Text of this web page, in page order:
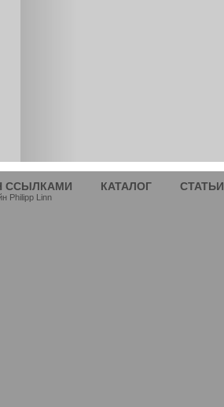
ССЫЛКАМИ КАТАЛОГ СТАТЬИ
Philipp Linn